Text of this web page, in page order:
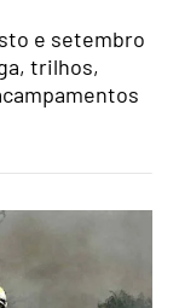
e setembro
trilhos,